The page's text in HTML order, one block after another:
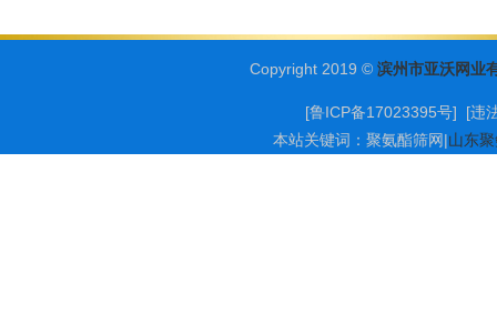
Copyright 2019 © 滨州市亚沃网业
[鲁ICP备17023395号] [违
本站关键词： 聚氨酯筛网|山东